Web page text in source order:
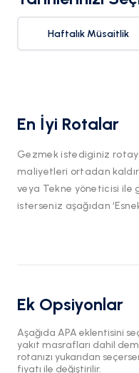
Haftalık Müsaitlik
En İyi Rotalar
Gezmek istediginiz
maliyetleri ortadan
veya Tekne yöneticisi ile
isterseniz aşağıdan
Ek Opsiyonlar
Aşağıda APA eklentisini
yakıt masrafları dahil
rotanızı yukarıdan
fiyatı ile değiştirilir.